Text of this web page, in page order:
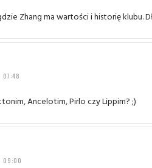
Zhang ma wartości i historię klubu.
07:48
Ancelotim, Pirlo czy Lippim? ;)
09:00